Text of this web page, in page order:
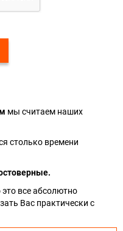
мы считаем наших
столько времени
все абсолютно
Вас практически с